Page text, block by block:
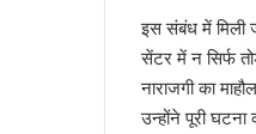
इस संबंध में मिली
सेंटर में न सिर्फ
नाराजगी का
उन्होंने पूरी घटना